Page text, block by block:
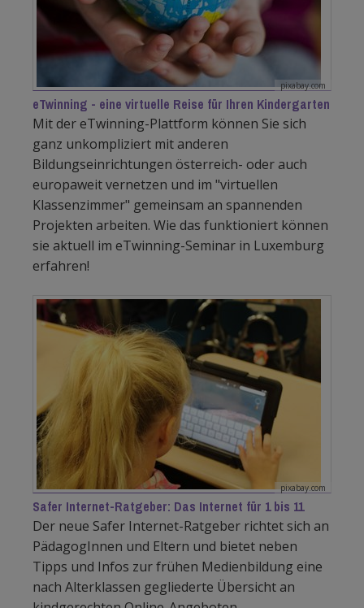
pixabay.com
eTwinning - eine virtuelle Reise für Ihren Kindergarten
Mit der eTwinning-Plattform können Sie sich
ganz unkompliziert mit anderen
Bildungseinrichtungen österreich- oder auch
europaweit vernetzen und im "virtuellen
Klassenzimmer" gemeinsam an spannenden
Projekten arbeiten. Wie das funktioniert können
sie aktuell im eTwinning-Seminar in Luxemburg
erfahren!
pixabay.com
Safer Internet-Ratgeber: Das Internet für 1 bis 11
Der neue Safer Internet-Ratgeber richtet sich an
PädagogInnen und Eltern und bietet neben
Tipps und Infos zur frühen Medienbildung eine
nach Alterklassen gegliederte Übersicht an